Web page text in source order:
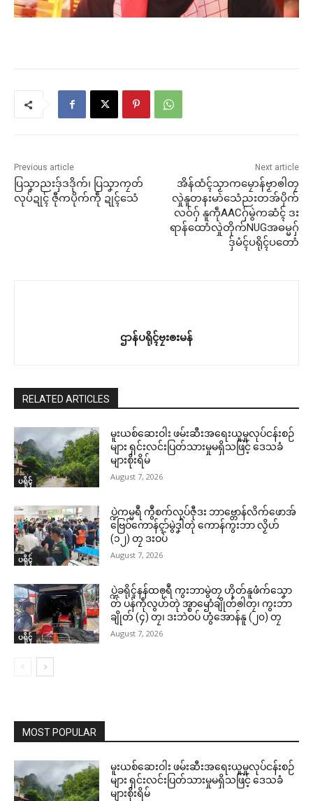
Related
Previous article
ပြသၞာညးဒှ်ဒဒိုက်၊ ပြသၞာကၠတ်
လုပ်ဍုၚ် ဇီုကပိုက်ကဵု ဍုၚ်သေံ
Next article
အိန်ထံၚ်သၟာကမၠောန်ဗၟာၜါတၠ
လှုဲနူတနးမာဲသေံညးတအ်ပိုက်
လဝ်ဂှ် နူကဵုAACဂှ်မွဲကဆံၚ် ဒး
ရာန်ထောံလှုဲတိုက်NUGအဓမ္မဂှ်
ဒှ်မံၚ်ပရိုၚ်ပတောံ
ဌာန်ပရိုၚ်ဗၠးၜးမန်
RELATED ARTICLES
ပရိုၚ်
မူးယစ်ဆေးဝါး ဖမ်းဆီးအရေးယူမှုလုပ်ငန်းစဉ်
များ ရှင်းလင်းပြတ်သားမှုမရှိသဖြင့် ဒေသခံ
များစိုးရိမ်
August 7, 2026
ပရိုၚ်
ပ္ဍဲကမ္မရဳ ကွဳစက်လုပ်ဇီုဒး ဘာဗ္တောန်လိက်ဖောအ်
ဗြေဝ်ကောန်ၚာ်မွဲဒၞါဲတုဲ ကောန်ကွးဘာ လၟိဟ်
(၁၂) တၠ ဒးဝပ်
August 7, 2026
ပရိုၚ်
ပ္ဍဲခရိုၚ်နန်ထၜုရဳ ကွးဘာမွဲတၠ ဟိုတ်နူဖံက်သၞော
တ် ပန်ကဵုလွဟ်တုဲ အ္စာၝောံချိုတ်ၜါတၠ၊ ကွးဘာ
ချိုတ် (၄) တၠ၊ ဒးဘဲဝပ် ဟွံအောန်နူ (၂၀) တၠ
August 7, 2026
MOST POPULAR
မူးယစ်ဆေးဝါး ဖမ်းဆီးအရေးယူမှုလုပ်ငန်းစဉ်
များ ရှင်းလင်းပြတ်သားမှုမရှိသဖြင့် ဒေသခံ
များစိုးရိမ်